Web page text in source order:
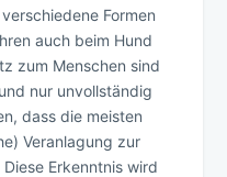
Formen
auch beim Hund
zum Menschen sind
nur unvollständig
dass die meisten
Veranlagung zur
Erkenntnis wird